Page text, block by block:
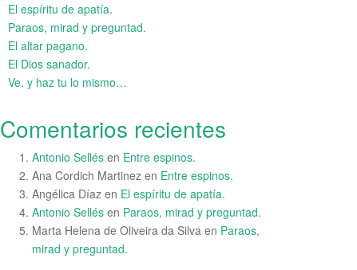
El espíritu de apatía.
Paraos, mirad y preguntad.
El altar pagano.
El Dios sanador.
Ve, y haz tu lo mismo…
Comentarios recientes
Antonio Sellés en Entre espinos.
Ana Cordich Martinez en Entre espinos.
Angélica Díaz en El espíritu de apatía.
Antonio Sellés en Paraos, mirad y preguntad.
Marta Helena de Oliveira da Silva en Paraos,
mirad y preguntad.